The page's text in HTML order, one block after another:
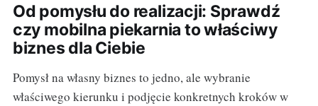
Od pomysłu do realizacji: Sprawdź
czy mobilna piekarnia to właściwy
biznes dla Ciebie
Pomysł na własny biznes to jedno, ale wybranie
właściwego kierunku i podjęcie konkretnych kroków w